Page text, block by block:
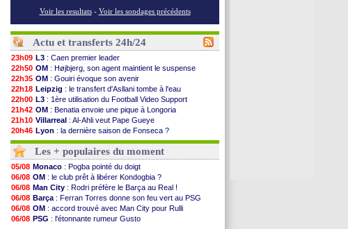
Voir les resultats - Voir les sondages précédents
Actu et transferts 24h/24
23h09 L3 : Caen premier leader
22h50 OM : Højbjerg, son agent maintient le suspense
22h35 OM : Gouiri évoque son avenir
22h18 Leipzig : le transfert d'Asllani tombe à l'eau
22h00 L3 : 1ère utilisation du Football Video Support
21h42 OM : Benatia envoie une pique à Longoria
21h10 Villarreal : Al-Ahli veut Pape Gueye
20h46 Lyon : la dernière saison de Fonseca ?
20h30 OM: un nouveau prétendant pour Højbjerg
20h01
Brest: un gardien norvégien en approche ?
19h18 OM: McCourt a versé 120 M€ en 2026
19h09
PSG: 4 retours dans le groupe face à Man Utd ...
18h48
Nice: Kevin Carlos va partir en Italie
18h37
L1: prison avec sursis requis contre un arbitre
18h29
Leganés: c'est signé pour Luca Zidane (off.)
17h58
Atletico: Ruggeri en route pour Aston Villa
17h46
Monaco: Filipe Luis soutient Biereth
Les + populaires du moment
05/08 Monaco : Pogba pointé du doigt
06/08 OM : le club prêt à libérer Kondogbia ?
06/08 Man City : Rodri préfère le Barça au Real !
06/08 Barça : Ferran Torres donne son feu vert au PSG
06/08 OM : accord trouvé avec Man City pour Rulli
06/08 PSG : l'étonnante rumeur Gusto